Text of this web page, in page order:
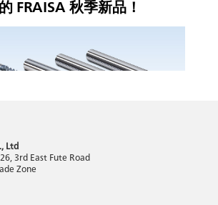
FRAISA 秋季新品！
新产品，感受其卓越优势带来的灵感。
Ltd
3rd East Fute Road
Zone